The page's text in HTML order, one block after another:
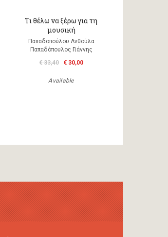
Τι θέλω να ξέρω για τη
μουσική
Παπαδοπούλου Ανθούλα
Παπαδόπουλος Γιάννης
€ 33,40
€ 30,00
Available